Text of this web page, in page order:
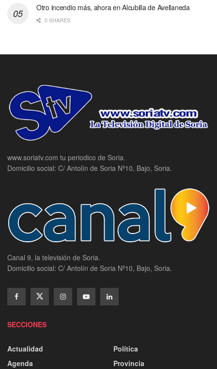
Otro incendio más, ahora en Alcubilla de Avellaneda
0 SHARES
www.soriatv.com tu periodico de Soria.
Domicilio social: C/ Antolín de Soria Nº10, Bajo, Soria.
Canal 9, la televisión de Soria.
Domicilio social: C/ Antolín de Soria Nº10, Bajo, Soria.
SECCIONES
Actualidad
Agenda
Política
Provincia